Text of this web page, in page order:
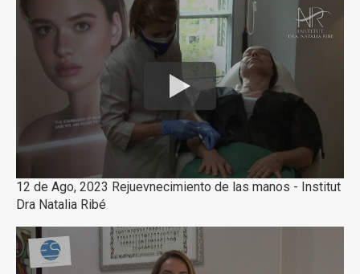
12 de Ago, 2023 Rejuevnecimiento de las manos - Institut
Dra Natalia Ribé